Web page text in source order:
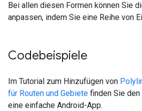
Bei allen diesen Formen können Sie
anpassen, indem Sie eine Reihe von
Codebeispiele
Im Tutorial zum Hinzufügen von
für Routen und Gebiete finden Sie
eine einfache Android-App.